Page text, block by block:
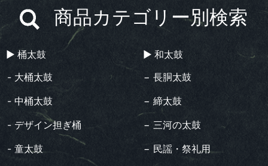
商品カテゴリー別検索
▶︎ 桶太鼓
- 大桶太鼓
- 中桶太鼓
- デザイン担ぎ桶
- 童太鼓
▶︎ 和太鼓
− 長胴太鼓
− 締太鼓
− 三河の太鼓
− 民謡・祭礼用